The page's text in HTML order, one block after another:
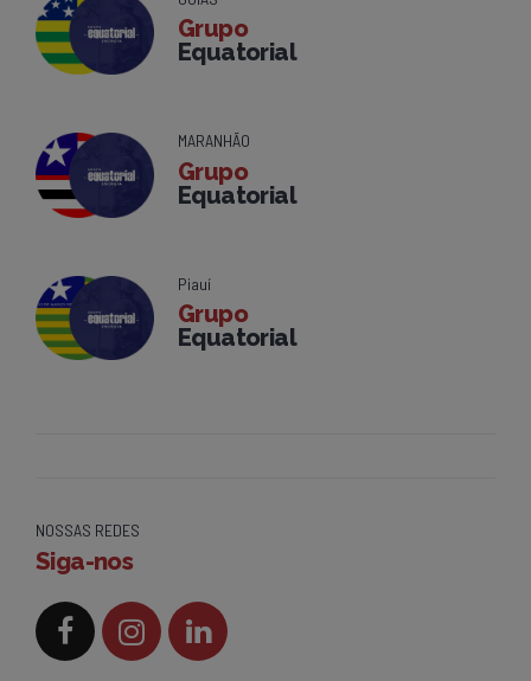
Grupo
Equatorial
MARANHÃO
Grupo
Equatorial
Piauí
Grupo
Equatorial
NOSSAS REDES
Siga-nos